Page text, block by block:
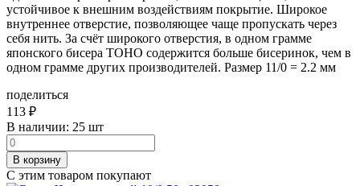
устойчивое к внешним воздействиям покрытие. Широкое
внутреннее отверстие, позволяющее чаще пропускать через
себя нить. За счёт широкого отверстия, в одном грамме
японского бисера TOHO содержится больше бисеринок, чем в
одном грамме других производителей. Размер 11/0 = 2.2 мм
поделиться
113 ₽
В наличии: 25 шт
В корзину
С этим товаром покупают